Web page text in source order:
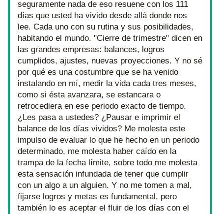
seguramente nada de eso resuene con los 111
días que usted ha vivido desde allá donde nos
lee. Cada uno con su rutina y sus posibilidades,
habitando el mundo. "Cierre de trimestre" dicen en
las grandes empresas: balances, logros
cumplidos, ajustes, nuevas proyecciones. Y no sé
por qué es una costumbre que se ha venido
instalando en mí, medir la vida cada tres meses,
como si ésta avanzara, se estancara o
retrocediera en ese periodo exacto de tiempo.
¿Les pasa a ustedes? ¿Pausar e imprimir el
balance de los días vividos? Me molesta este
impulso de evaluar lo que he hecho en un periodo
determinado, me molesta haber caído en la
trampa de la fecha límite, sobre todo me molesta
esta sensación infundada de tener que cumplir
con un algo a un alguien. Y no me tomen a mal,
fijarse logros y metas es fundamental, pero
también lo es aceptar el fluir de los días con el